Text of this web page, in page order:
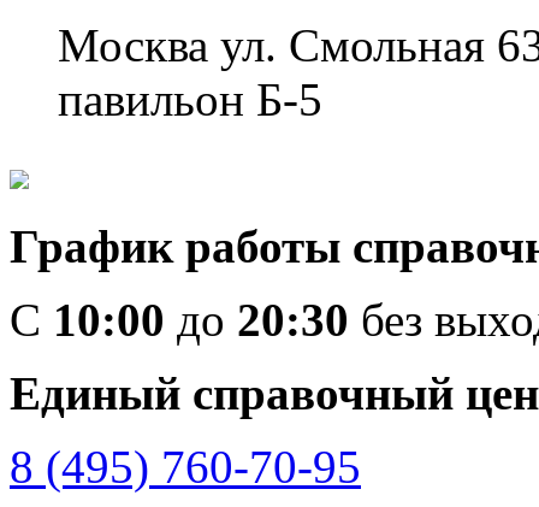
Москва ул. Смольная
павильон Б-5
График работы
C 10:00 до 20:30 без
Единый справочный
8 (495) 760-70-95